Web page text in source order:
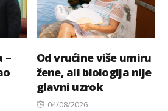
–
Od vrućine više umiru
žene, ali biologija nije
glavni uzrok
Posted
04/08/2026